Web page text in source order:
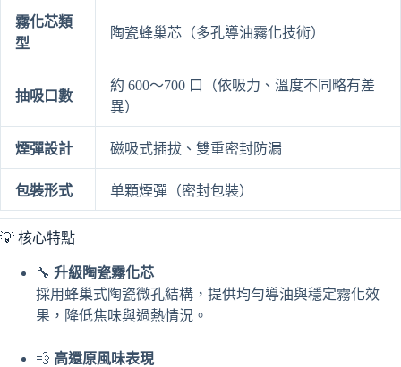
霧化芯類
型
陶瓷蜂巢芯（多孔導油霧化技術）
抽吸口數
約 600～700 口（依吸力、溫度不同略有差
異）
煙彈設計 磁吸式插拔、雙重密封防漏
包裝形式 单顆煙彈（密封包裝）
💡 核心特點
🔧 升級陶瓷霧化芯
採用蜂巢式陶瓷微孔結構，提供均勻導油與穩定霧化效
果，降低焦味與過熱情況。
💨 高還原風味表現